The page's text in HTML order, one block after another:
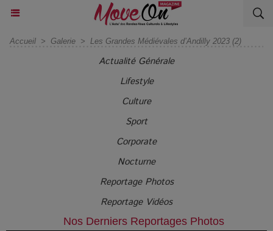
Accueil > Galerie > Les Grandes Médiévales d’Andilly 2023 (2)
Actualité Générale
Lifestyle
Culture
Sport
Corporate
Nocturne
Reportage Photos
Reportage Vidéos
Nos Derniers Reportages Photos